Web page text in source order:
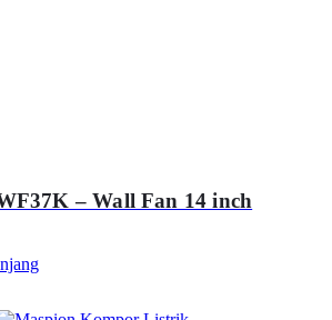
– Wall Fan 14 inch